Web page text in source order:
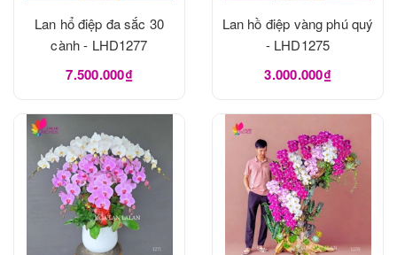
Lan hổ điệp đa sắc 30
cành - LHD1277
7.500.000₫
Lan hồ điệp vàng phú quý
- LHD1275
3.000.000₫